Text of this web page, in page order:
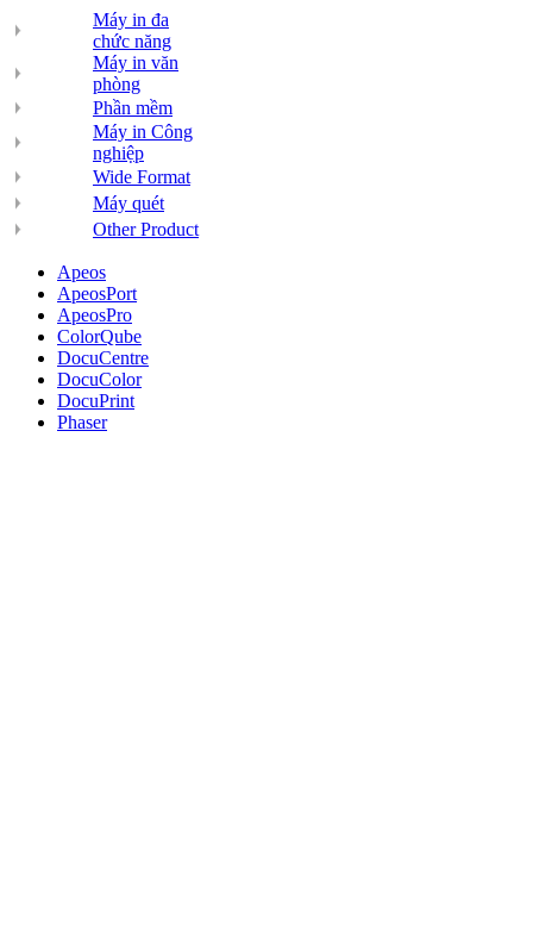
Máy in đa
chức năng
Máy in văn
phòng
Phần mềm
Máy in Công
nghiệp
Wide Format
Máy quét
Other Product
Apeos
ApeosPort
ApeosPro
ColorQube
DocuCentre
DocuColor
DocuPrint
Phaser